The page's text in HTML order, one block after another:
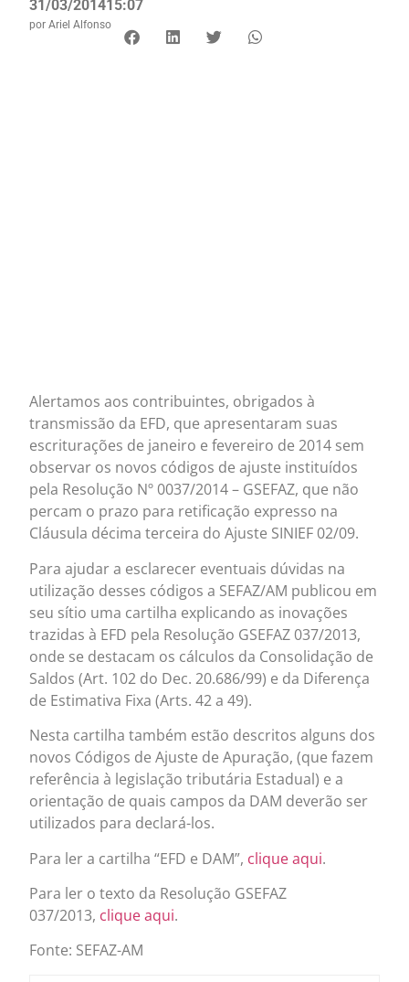
31/03/201415:07
por Ariel Alfonso
Alertamos aos contribuintes, obrigados à
transmissão da EFD, que apresentaram suas
escriturações de janeiro e fevereiro de 2014 sem
observar os novos códigos de ajuste instituídos
pela Resolução Nº 0037/2014 – GSEFAZ, que não
percam o prazo para retificação expresso na
Cláusula décima terceira do Ajuste SINIEF 02/09.
Para ajudar a esclarecer eventuais dúvidas na
utilização desses códigos a SEFAZ/AM publicou em
seu sítio uma cartilha explicando as inovações
trazidas à EFD pela Resolução GSEFAZ 037/2013,
onde se destacam os cálculos da Consolidação de
Saldos (Art. 102 do Dec. 20.686/99) e da Diferença
de Estimativa Fixa (Arts. 42 a 49).
Nesta cartilha também estão descritos alguns dos
novos Códigos de Ajuste de Apuração, (que fazem
referência à legislação tributária Estadual) e a
orientação de quais campos da DAM deverão ser
utilizados para declará-los.
Para ler a cartilha “EFD e DAM”, clique aqui.
Para ler o texto da Resolução GSEFAZ
037/2013, clique aqui.
Fonte: SEFAZ-AM